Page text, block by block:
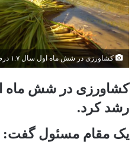
کشاورزی در شش ماه اول سال ۱.۷ درصد رشد کرد.
رشد کرد.
یک مقام مسئول